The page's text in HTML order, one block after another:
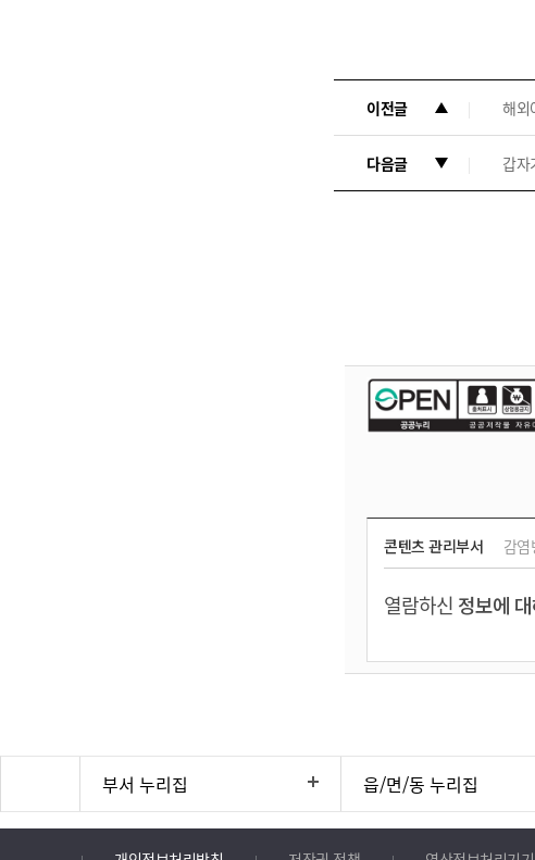
이전글 해외
다음글 갑자
콘텐츠 관리부서 감
열람하신 정보에
부서 누리집 읍/면/동 누리집